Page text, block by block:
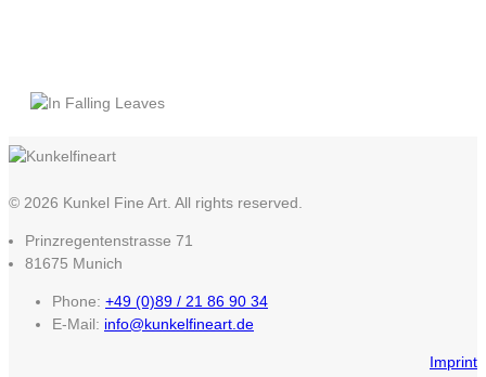
© 2026 Kunkel Fine Art. All rights reserved.
Prinzregentenstrasse 71
81675 Munich
Phone: +49 (0)89 / 21 86 90 34
E-Mail: info@kunkelfineart.de
Imprint